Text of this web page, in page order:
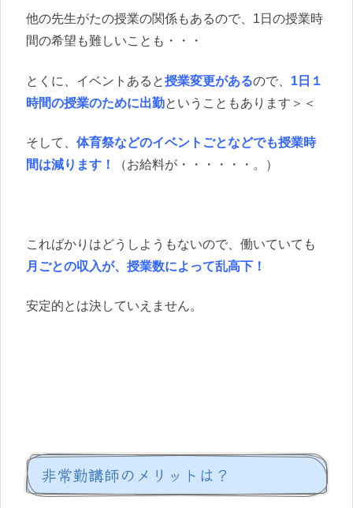
他の先生がたの授業の関係もあるので、1日の授業時
間の希望も難しいことも・・・
とくに、イベントあると授業変更があるので、 1日１
時間の授業のために出勤ということもあります＞＜
そして、 体育祭などのイベントごとなどでも授業時
間は減ります！
（お給料が・・・・・・。）
こればかりはどうしようもないので、働いていても
月ごとの収入が、授業数によって乱高下！
安定的とは決していえません。
非常勤講師のメリットは？